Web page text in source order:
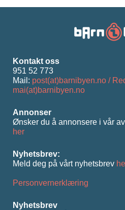
Kontakt oss
951 52 773
Mail: post(at)barnibyen.no /
mai(at)barnibyen.no
Annonser
Ønsker du å annonsere i vår
her
Nyhetsbrev:
Meld deg på vårt nyhetsbrev
Personvernerklæring
Nyhetsbrev